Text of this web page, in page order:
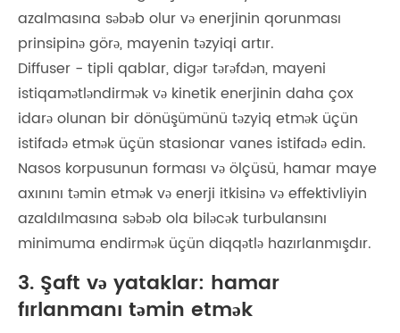
azalmasına səbəb olur və enerjinin qorunması
prinsipinə görə, mayenin təzyiqi artır.
Diffuser - tipli qablar, digər tərəfdən, mayeni
istiqamətləndirmək və kinetik enerjinin daha çox
idarə olunan bir dönüşümünü təzyiq etmək üçün
istifadə etmək üçün stasionar vanes istifadə edin.
Nasos korpusunun forması və ölçüsü, hamar maye
axınını təmin etmək və enerji itkisinə və effektivliyin
azaldılmasına səbəb ola biləcək turbulansını
minimuma endirmək üçün diqqətlə hazırlanmışdır.
3. Şaft və yataklar: hamar
fırlanmanı təmin etmək